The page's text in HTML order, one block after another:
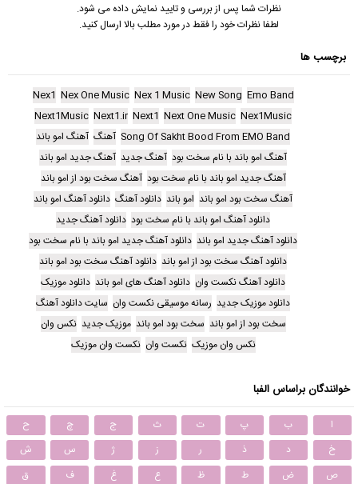
نظرات شما پس از بررسی و تایید نمایش داده می شود.
لطفا نظرات خود را فقط در مورد مطلب بالا ارسال کنید.
برچسب ها
Emo Band
New Song
Nex 1 Music
Nex One Music
Nex1
Nex1Music
Next One Music
Next1
Next1.ir
Next1Music
Song Of Sakht Bood From EMO Band آهنگ آهنگ امو باند
آهنگ امو باند با نام سخت بود آهنگ جدید آهنگ جدید امو باند
آهنگ جدید امو باند با نام سخت بود آهنگ سخت بود از امو باند
آهنگ سخت بود امو باند امو باند دانلود آهنگ دانلود آهنگ امو باند
دانلود آهنگ امو باند با نام سخت بود دانلود آهنگ جدید
دانلود آهنگ جدید امو باند دانلود آهنگ جدید امو باند با نام سخت بود
دانلود آهنگ سخت بود از امو باند دانلود آهنگ سخت بود امو باند
دانلود آهنگ نکست وان دانلود آهنگ های امو باند دانلود موزیک
دانلود موزیک جدید رسانه موسیقی نکست وان سایت دانلود آهنگ
سخت بود از امو باند سخت بود امو باند موزیک جدید نکس وان
نکس وان موزیک نکست وان نکست وان موزیک
خوانندگان براساس الفبا
ا ب پ ت ث ج چ
ح
خ
د ذ ر ز ژ س
ش
ص
ض ط ظ ع غ ف
ق